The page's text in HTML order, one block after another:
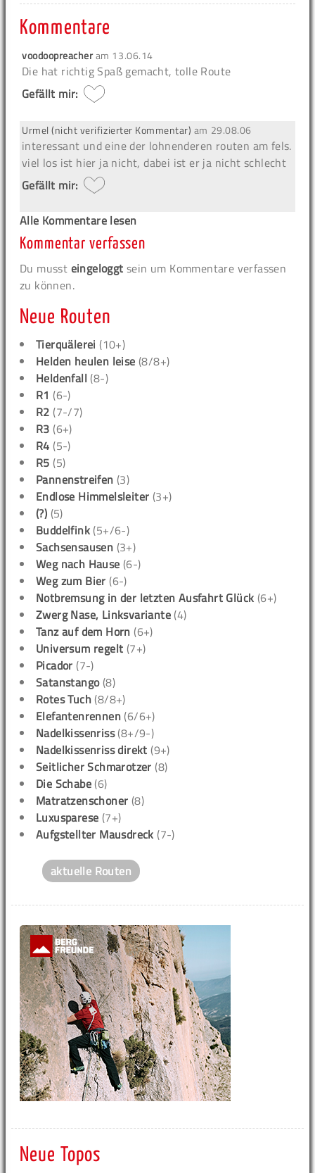
Kommentare
voodoopreacheram 13.06.14
Die hat richtig Spaß gemacht, tolle Route
Gefällt mir:
Urmel (nicht verifizierter Kommentar) am 29.08.06
interessant und eine der lohnenderen routen am fels.
viel los ist hier ja nicht, dabei ist er ja nicht schlecht
Gefällt mir:
Alle Kommentare lesen
Kommentar verfassen
Du musst eingeloggt sein um Kommentare verfassen
zu können.
Neue Routen
Tierquälerei (10+)
Helden heulen leise (8/8+)
Heldenfall (8-)
R1 (6-)
R2 (7-/7)
R3 (6+)
R4 (5-)
R5 (5)
Pannenstreifen (3)
Endlose Himmelsleiter (3+)
(?) (5)
Buddelfink (5+/6-)
Sachsensausen (3+)
Weg nach Hause (6-)
Weg zum Bier (6-)
Notbremsung in der letzten Ausfahrt Glück (6+)
Zwerg Nase, Linksvariante (4)
Tanz auf dem Horn (6+)
Universum regelt (7+)
Picador (7-)
Satanstango(8)
Rotes Tuch (8/8+)
Elefantenrennen (6/6+)
Nadelkissenriss(8+/9-)
Nadelkissenriss direkt (9+)
Seitlicher Schmarotzer (8)
Die Schabe (6)
Matratzenschoner (8)
Luxusparese (7+)
Aufgstellter Mausdreck (7-)
aktuelle Routen
Neue Topos